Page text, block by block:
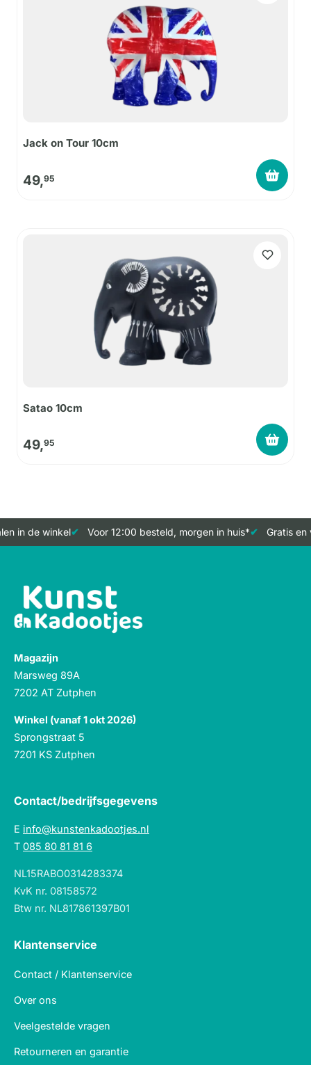
Jack on Tour 10cm
49,95
Satao 10cm
49,95
in de winkel Voor 12:00 besteld, morgen in huis* Gratis en
Magazijn
Marsweg 89A
7202 AT Zutphen
Winkel (vanaf 1 okt 2026)
Sprongstraat 5
7201 KS Zutphen
Contact/bedrijfsgegevens
E info@kunstenkadootjes.nl
T 085 80 81 81 6
NL15RABO0314283374
KvK nr. 08158572
Btw nr. NL817861397B01
Klantenservice
Contact / Klantenservice
Over ons
Veelgestelde vragen
Retourneren en garantie